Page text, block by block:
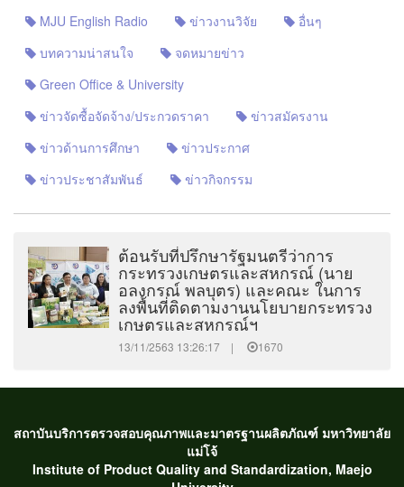
MJU English Radio
ข่าวงานวิจัย
อื่นๆ
บทความน่าสนใจ
จดหมายข่าว
Green Office & University
ข่าวจัดซื้อจัดจ้าง/ประกวดราคา
ข่าวสมัครงาน
ข่าวด้านการศึกษา
ข่าวประกาศ
ข่าวประชาสัมพันธ์
ข่าวกิจกรรม
ต้อนรับที่ปรึกษารัฐมนตรีว่าการ
กระทรวงเกษตรและสหกรณ์ (นาย
อลงกรณ์ พลบุตร) และคณะ ในการ
ลงพื้นที่ติดตามงานนโยบายกระทรวง
เกษตรและสหกรณ์ฯ
13/11/2563 13:26:17 | 1670
สถาบันบริการตรวจสอบคุณภาพและมาตรฐานผลิตภัณฑ์ มหาวิทยาลัย
แม่โจ้
Institute of Product Quality and Standardization, Maejo